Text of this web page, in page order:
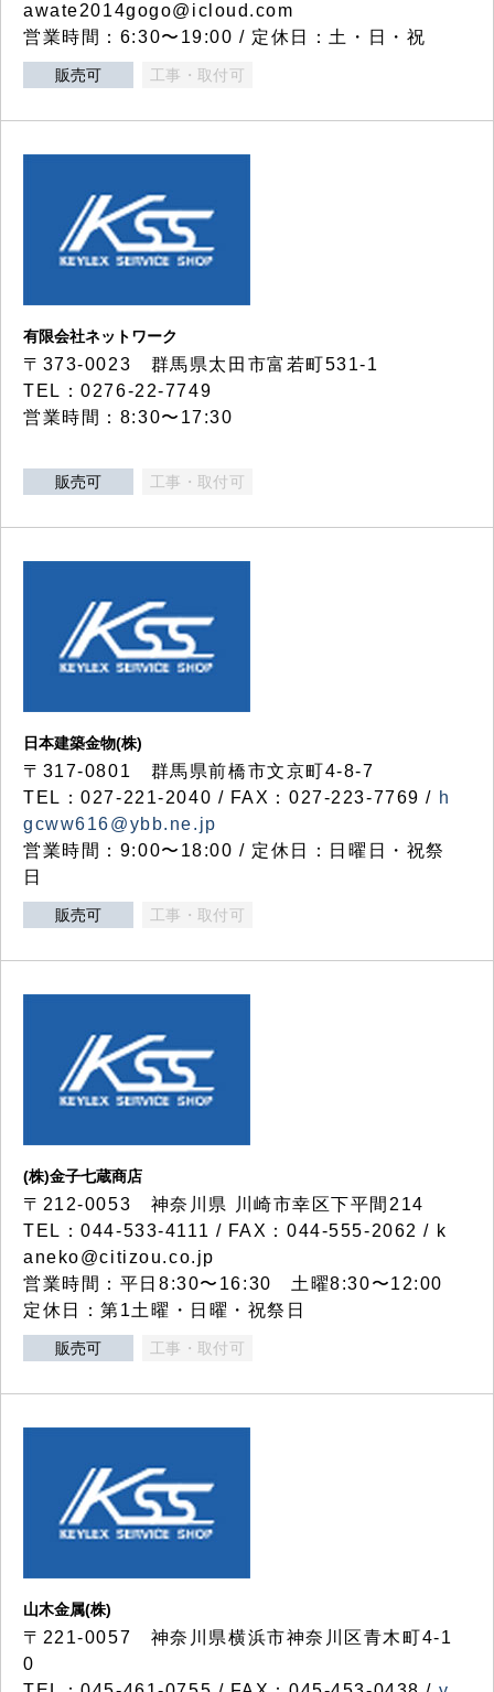
awate2014gogo@icloud.com
営業時間：6:30〜19:00 / 定休日：土・日・祝
販売可 工事・取付可
有限会社ネットワーク
〒373-0023 群馬県太田市富若町531-1
TEL：0276-22-7749
営業時間：8:30〜17:30
販売可 工事・取付可
日本建築金物(株)
〒317‐0801 群馬県前橋市文京町4-8-7
TEL：027-221-2040 / FAX：027-223-7769 / h
gcww616@ybb.ne.jp
営業時間：9:00〜18:00 / 定休日：日曜日・祝祭
日
販売可 工事・取付可
(株)金子七蔵商店
〒212-0053 神奈川県 川崎市幸区下平間214
TEL：044-533-4111 / FAX：044-555-2062 / k
aneko@citizou.co.jp
営業時間：平日8:30〜16:30 土曜8:30〜12:00
定休日：第1土曜・日曜・祝祭日
販売可 工事・取付可
山木金属(株)
〒221-0057 神奈川県横浜市神奈川区青木町4-1
0